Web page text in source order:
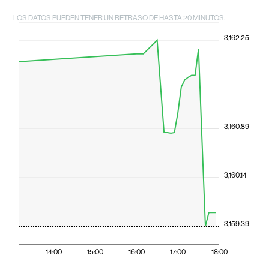
LOS DATOS PUEDEN TENER UN RETRASO DE HASTA 20 MINUTOS.
14:00 15:00 16:00 17:00 18:00
3,159.39
3,160.14
3,160.89
3,162.25